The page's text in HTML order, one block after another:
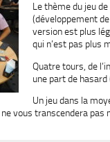
Le thème du jeu
(développement
version est plus
qui n’est pas plus
Quatre tours, de
une part de hasard
Un jeu dans la
vous transcendera pas